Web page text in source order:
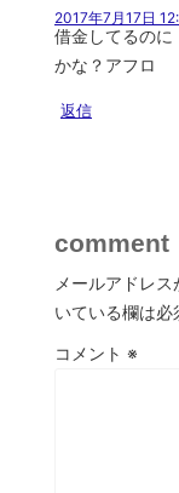
2017年7月17日
借金してるのに
かな？アフロ
返信
comment
メールアドレス
いている欄は必
コメント ※